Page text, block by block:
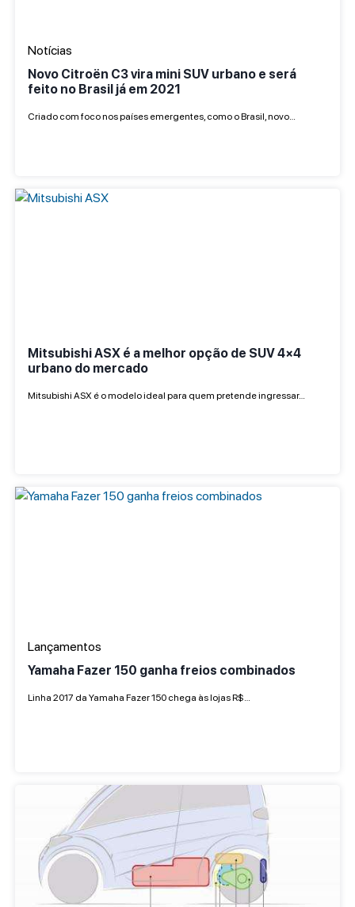
Notícias
Novo Citroën C3 vira mini SUV urbano e será
feito no Brasil já em 2021
Criado com foco nos países emergentes, como o Brasil, novo…
Mitsubishi ASX é a melhor opção de SUV 4×4
urbano do mercado
Mitsubishi ASX é o modelo ideal para quem pretende ingressar…
Lançamentos
Yamaha Fazer 150 ganha freios combinados
Linha 2017 da Yamaha Fazer 150 chega às lojas R$…